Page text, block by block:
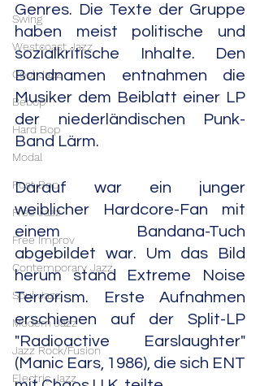
Swing
Westcoast Jazz
Cool Jazz
Bebop
Hard Bop
Modal
Post Bop
Free Jazz
Free Improv
Contemporary Jazz
Soul Jazz
Modern Jazz
Jazz Rock/Fusion
Electric Jazz
Genres. Die Texte der Gruppe
haben meist politische und
sozialkritische Inhalte. Den
Bandnamen entnahmen die
Musiker dem Beiblatt einer LP
der niederländischen Punk-
Band Lärm.
Darauf war ein junger
weiblicher Hardcore-Fan mit
einem Bandana-Tuch
abgebildet war. Um das Bild
herum stand Extreme Noise
Terrorism. Erste Aufnahmen
erschienen auf der Split-LP
"Radioactive Earslaughter"
(Manic Ears, 1986), die sich ENT